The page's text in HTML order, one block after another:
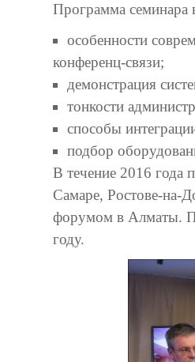
Программа семинара
особенности
конференц-связи;
демонстрация
тонкости
способы
подбор
В течение 2016 года
Самаре, Ростове-на-
форумом в Алматы.
году.